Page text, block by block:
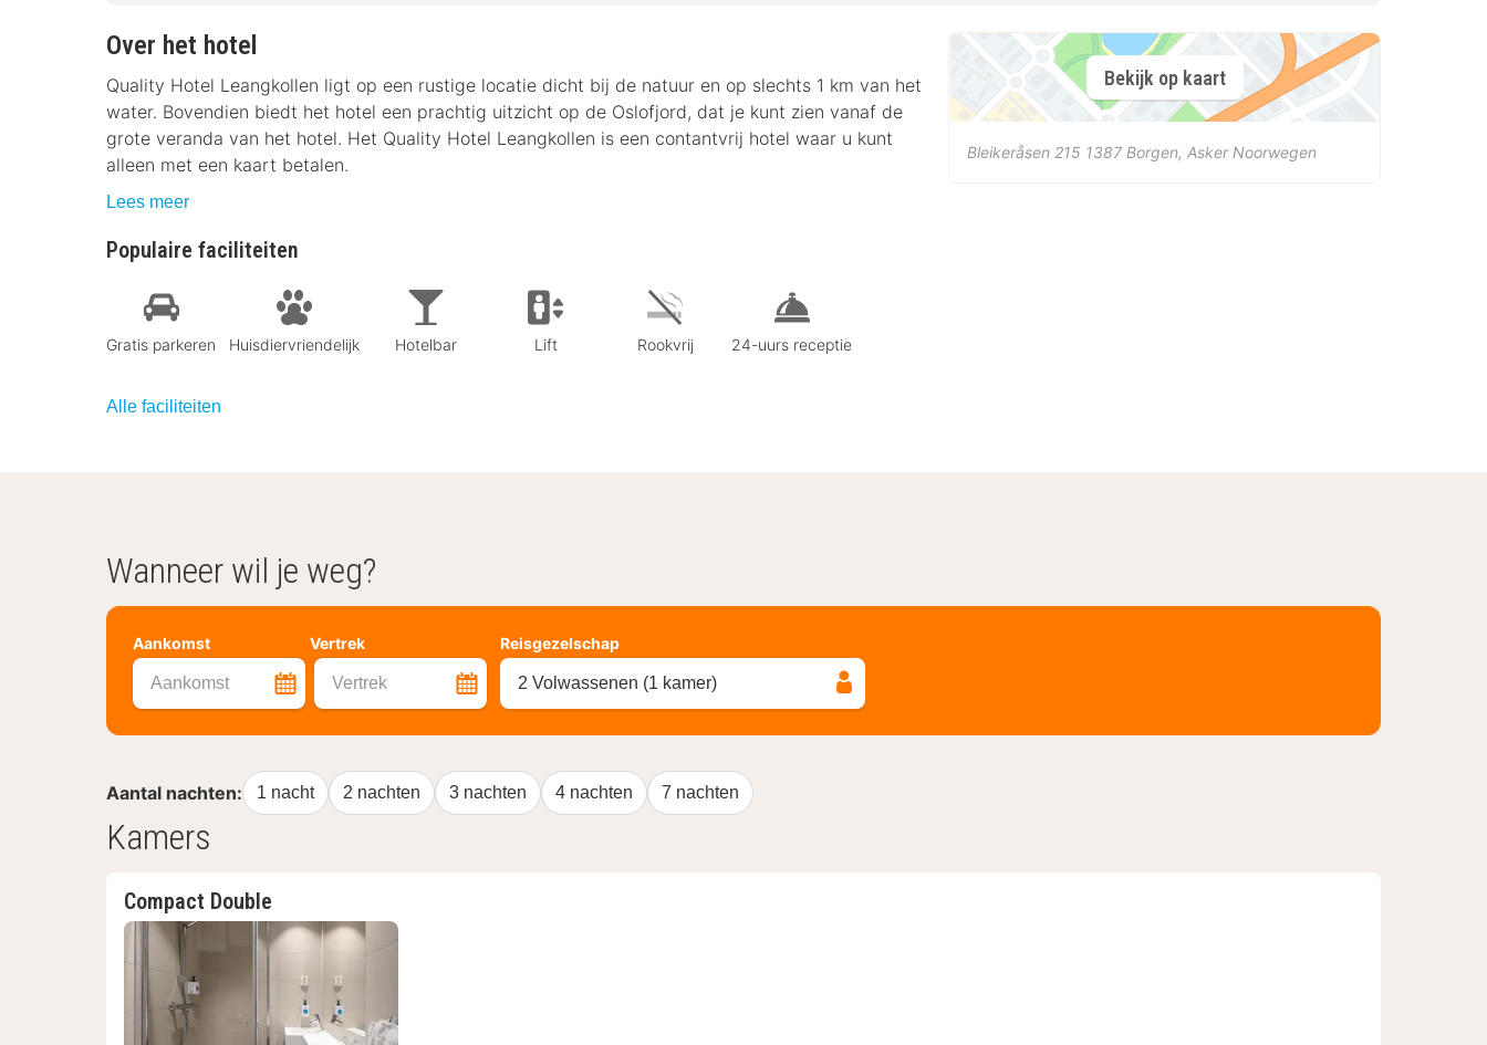
Over het hotel
Quality Hotel Leangkollen ligt op een rustige locatie dicht bij de natuur en op slechts 1 km van het
water. Bovendien biedt het hotel een prachtig uitzicht op de Oslofjord, dat je kunt zien vanaf de
grote veranda van het hotel. Het Quality Hotel Leangkollen is een contantvrij hotel waar u kunt
alleen met een kaart betalen.
Lees meer
Populaire faciliteiten
Gratis parkeren Huisdiervriendelijk Hotelbar Lift Rookvrij 24-uurs receptie
Alle faciliteiten
Bekijk op kaart
Bleikeråsen 215 1387 Borgen, Asker Noorwegen
Wanneer wil je weg?
Aankomst Vertrek
Aankomst Vertrek
Reisgezelschap
2 Volwassenen (1 kamer)
Aantal nachten: 1 nacht 2 nachten 3 nachten 4 nachten 7 nachten
Kamers
Compact Double